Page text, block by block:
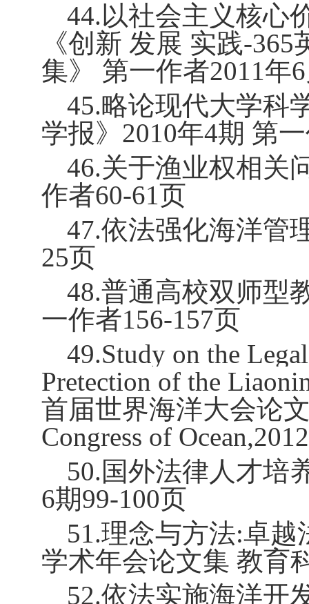
44.以社会主义核心
《创新 发展 实践-365
集》 第一作者2011年6
45.略论现代大学科
学报》 2010年4期 第
46.关于渔业权相关
作者60-61页
47.依法强化海洋管
25页
48.普通高校双师型
一作者156-157页
49.Study on the
Pretection of the
首届世界海洋大会论
Congress of Ocean,2012
50.国外法律人才培
6期99-100页
51.理念与方法:卓越
学术年会论文集 教育
52.依法实施海洋开